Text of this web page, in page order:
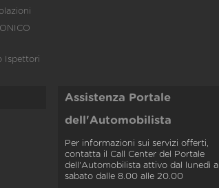
Ispettori
Assistenza Portale
dell'Automobilista
Per informazioni sui servizi offerti,
contatta il Call Center del Portale
dell'Automobilista attivo dal lunedì al
sabato dalle 8.00 alle 20.00